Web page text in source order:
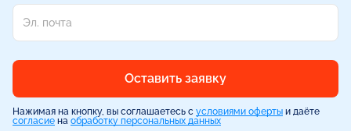
Оставить заявку
Нажимая на кнопку, вы соглашаетесь с условиями оферты и даёте
согласие на обработку персональных данных